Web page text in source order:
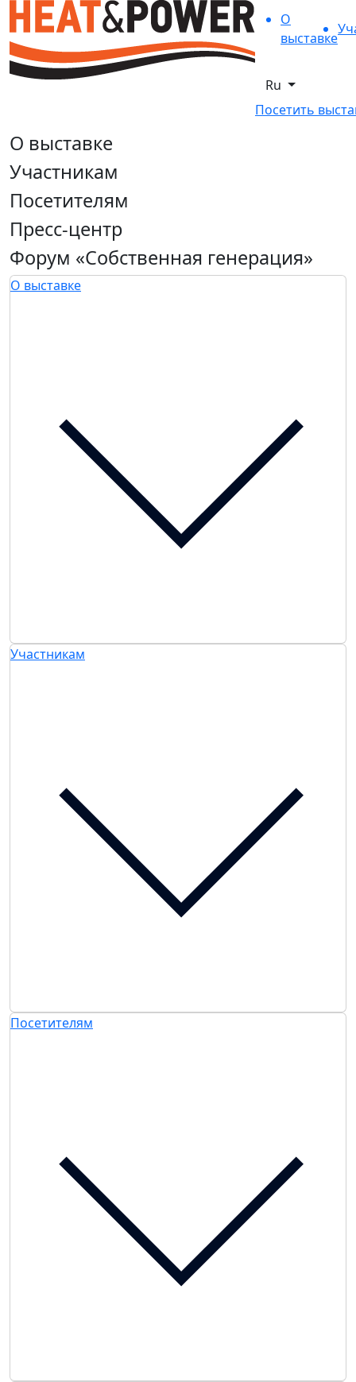
О
выставке
Ru
Посетить
О выставке
Участникам
Посетителям
Пресс-центр
Форум «Собственная генерация»
О выставке
Участникам
Посетителям